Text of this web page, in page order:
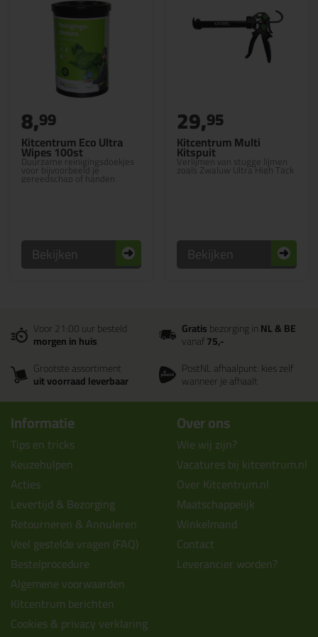
Kitcentrum Eco Ultra
Wipes 100st
Duurzame reinigingsdoekjes
voor bijvoorbeeld je
gereedschap of handen
8,99
Bekijken
Kitcentrum Multi
Kitspuit
Verlijmen van stugge lijmen
zoals Zwaluw Ultra High Tack
29,95
Bekijken
Voor 21:00 uur besteld
morgen in huis
Gratisbezorging inNL & BE
vanaf75,-
Grootste assortiment
uit voorraad leverbaar
PostNL afhaalpunt: kies zelf
wanneer je afhaalt
Informatie
Tips en tricks
Keuzehulpen
Acties
Levertijd & Bezorging
Retourneren & Annuleren
Veel gestelde vragen (FAQ)
Bestelprocedure
Algemene voorwaarden
Kitcentrum berichten
Cookies & privacy verklaring
Over ons
Wie wij zijn?
Vacatures bij kitcentrum.nl
Over Kitcentrum.nl
Maatschappelijk
Winkelmand
Contact
Leverancier worden?